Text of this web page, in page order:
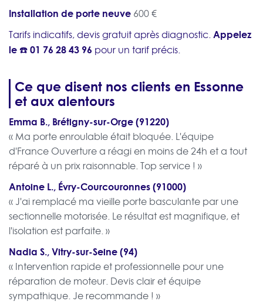
Installation de porte neuve 600 €
Tarifs indicatifs, devis gratuit après diagnostic.Appelez
le ☎️01 76 28 43 96 pour un tarif précis.
Ce que disent nos clients en Essonne
et aux alentours
Emma B., Brétigny-sur-Orge (91220)
« Ma porte enroulable était bloquée. L'équipe
d'France Ouverture a réagi en moins de 24h et a tout
réparé à un prix raisonnable. Top service ! »
Antoine L., Évry-Courcouronnes (91000)
« J'ai remplacé ma vieille porte basculante par une
sectionnelle motorisée. Le résultat est magnifique, et
l'isolation est parfaite. »
Nadia S., Vitry-sur-Seine (94)
« Intervention rapide et professionnelle pour une
réparation de moteur. Devis clair et équipe
sympathique. Je recommande ! »